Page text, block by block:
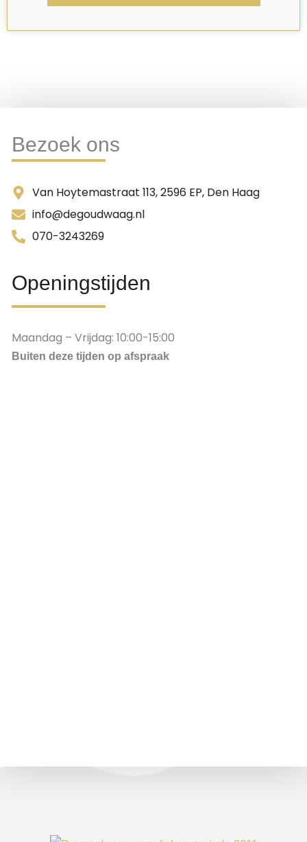
Bezoek ons
Van Hoytemastraat 113, 2596 EP, Den Haag
info@degoudwaag.nl
070-3243269
Openingstijden
Maandag – Vrijdag: 10:00-15:00
Buiten deze tijden op afspraak